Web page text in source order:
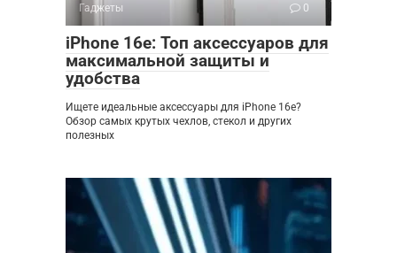
Гаджеты 0
iPhone 16e: Топ аксессуаров для
максимальной защиты и
удобства
Ищете идеальные аксессуары для iPhone 16e?
Обзор самых крутых чехлов, стекол и других
полезных